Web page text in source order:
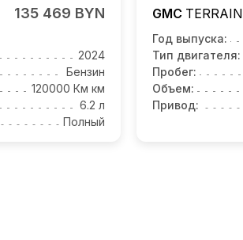
135 469 BYN
2024
Бензин
120000 Км км
6.2 л
Полный
GMC TERRAIN
Год выпуска:
Тип двигателя:
Пробег:
Объем:
Привод: